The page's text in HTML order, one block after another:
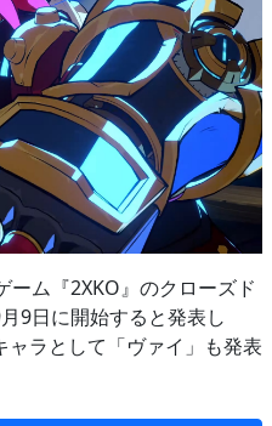
ム『2XKO』のクローズド
9日に開始すると発表し
ラとして「ヴァイ」も発表